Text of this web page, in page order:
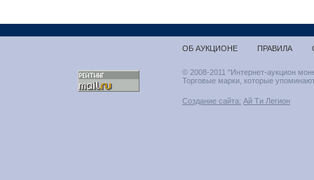
ОБ АУКЦИОНЕ ПРАВИЛА
© 2008-2011 "Интернет-аукцион
Торговые марки, которые
Создание сайта: Ай Ти Легион